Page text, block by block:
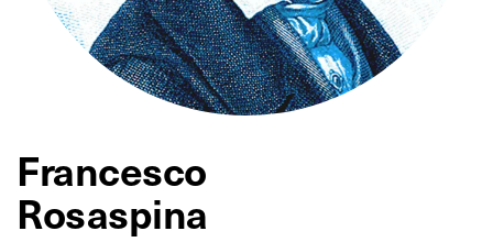
Francesco
Rosaspina